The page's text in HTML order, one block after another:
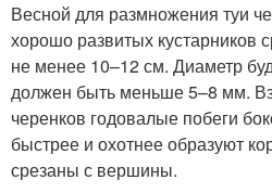
Весной для размножения туи
хорошо развитых кустарников
не менее 10–12 см. Диаметр
должен быть меньше 5–8 мм.
черенков годовалые побеги
быстрее и охотнее образуют
срезаны с вершины.